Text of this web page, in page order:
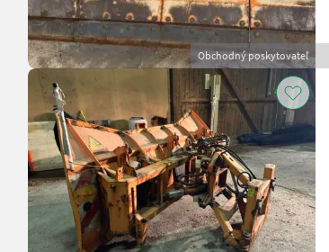
Obchodný poskytovateľ